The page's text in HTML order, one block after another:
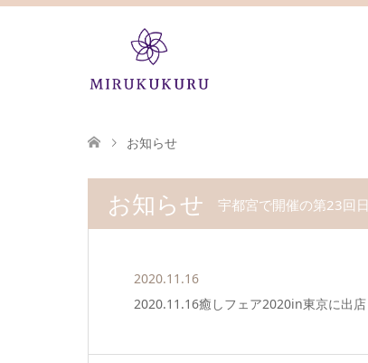
お知らせ
お知らせ 宇都宮で開催の第23回
2020.11.16
2020.11.16癒しフェア2020in東京に出